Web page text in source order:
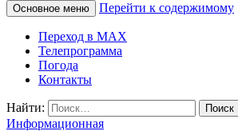
КАМЧАТСКОЕ
АГЕНТСТВО (КИА
«ВЕСТИ»)
Основное меню Перейти к содержимому
Переход в MAX
Телепрограмма
Погода
Контакты
Найти:
Информационная